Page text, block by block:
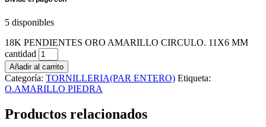
5 disponibles
18K PENDIENTES ORO AMARILLO CIRCULO. 11X6 MM
cantidad
Añadir al carrito
Categoría: TORNILLERIA(PAR ENTERO) Etiqueta:
O.AMARILLO PIEDRA
Productos relacionados